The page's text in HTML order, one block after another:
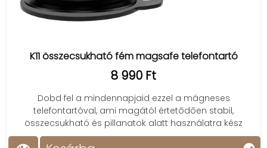
K11 összecsukható fém magsafe telefontartó
8 990 Ft
Dobd fel a mindennapjaid ezzel a mágneses
telefontartóval, ami magától értetődően stabil,
összecsukható és pillanatok alatt használatra kész